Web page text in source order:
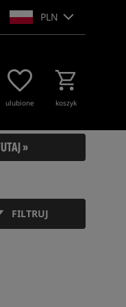
PLN
ulubione koszyk
»
FILTRUJ